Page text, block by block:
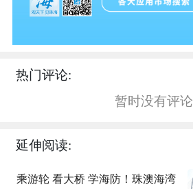
热门评论:
暂时没有评论
延伸阅读:
乘游轮 看大桥 学海防！珠澳海湾